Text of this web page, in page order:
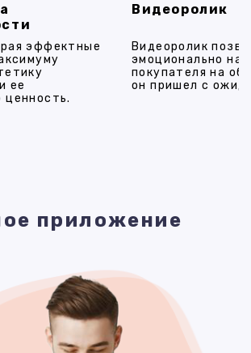
эффектные
ее
ценность.
Видеоролик
Видеоролик
эмоционально
покупателя на
он пришел с
приложение